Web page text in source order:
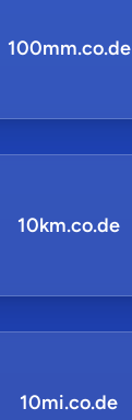
100mm.co.de
10km.co.de
10mi.co.de